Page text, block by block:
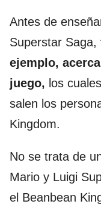
Antes de
Superstar Saga,
ejemplo,
juego, los
salen los
Kingdom.
No se trata de
Mario y Luigi
el Beanbean